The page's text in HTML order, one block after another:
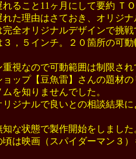
ること11ヶ月にして要約 Ｔ
れた理由はさておき、オリジ
全オリジナルデザインで挑戦
，５インチ。２０箇所の可
視なので可動範囲は制限さ
ップ【豆魚雷】さんの題材
を知りませんでした。
ジナルで良いとの相談結果
な状態で製作開始をしました
は映画（スパイダーマン３